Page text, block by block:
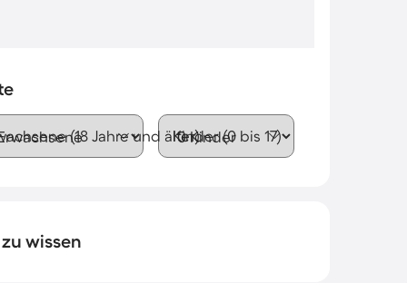
(18 Jahre und älter)Kinder (0 bis 17)
wissen